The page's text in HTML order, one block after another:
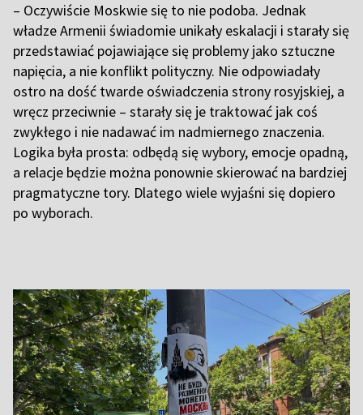
– Oczywiście Moskwie się to nie podoba. Jednak
władze Armenii świadomie unikały eskalacji i starały się
przedstawiać pojawiające się problemy jako sztuczne
napięcia, a nie konflikt polityczny. Nie odpowiadały
ostro na dość twarde oświadczenia strony rosyjskiej, a
wręcz przeciwnie – starały się je traktować jak coś
zwykłego i nie nadawać im nadmiernego znaczenia.
Logika była prosta: odbędą się wybory, emocje opadną,
a relacje będzie można ponownie skierować na bardziej
pragmatyczne tory. Dlatego wiele wyjaśni się dopiero
po wyborach.